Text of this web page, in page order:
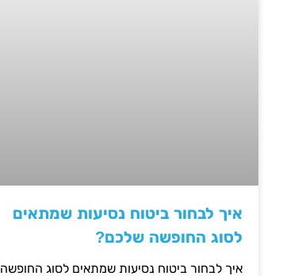
איך לבחור ביטוח נסיעות שמתאים
לסוג החופשה שלכם?
איך לבחור ביטוח נסיעות שמתאים לסוג החופשה